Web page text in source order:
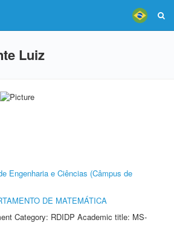
Luiz
Engenharia e Ciências (Câmpus de
DE MATEMÁTICA
Category: RDIDP Academic title: MS-